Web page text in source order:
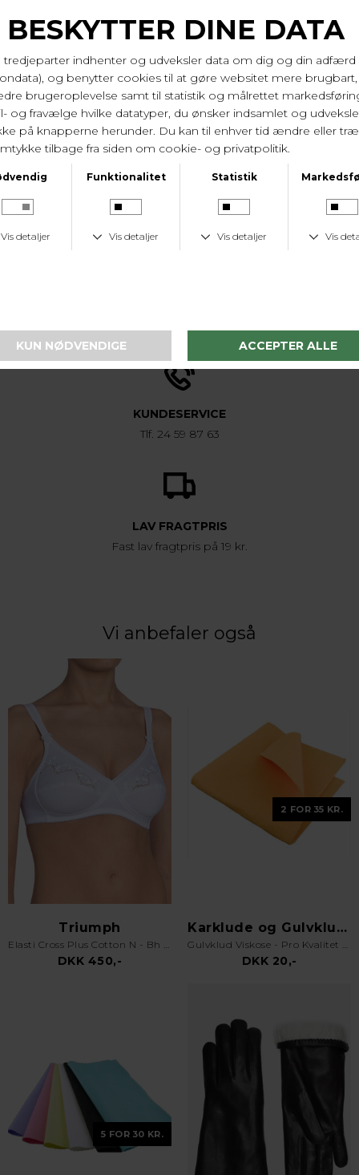
str. 6 = large
str. 8 = xxl
osv.
100% Peru Pima bomuld der er super kæmmet -
fænomenal kvalivare fra øverste hylde. Vask 30 gr.
KUNDESERVICE
Tlf. 24 59 87 63
LAV FRAGTPRIS
Fast lav fragtpris på 19 kr.
Vi anbefaler også
Triumph
Elasti Cross Plus Cotton N - Bh uden bøjle - Hvid
DKK 450,-
2 FOR 35 KR.
Karklude og Gulvklude
Gulvklud Viskose - Pro Kvalitet - Orange
DKK 20,-
5 FOR 30 KR.